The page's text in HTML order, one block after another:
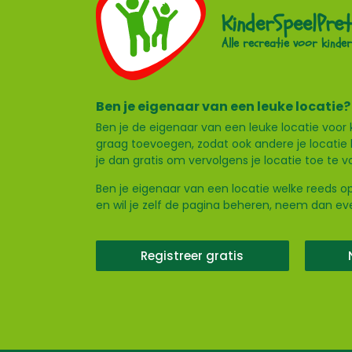
KinderSpeelPret
Alle recreatie voor
Ben je eigenaar van een leuke locatie?
Ben je de eigenaar van een leuke locatie voor
graag toevoegen, zodat ook andere je locatie
je dan gratis om vervolgens je locatie toe te
Ben je eigenaar van een locatie welke reeds
en wil je zelf de pagina beheren, neem dan
Registreer gratis